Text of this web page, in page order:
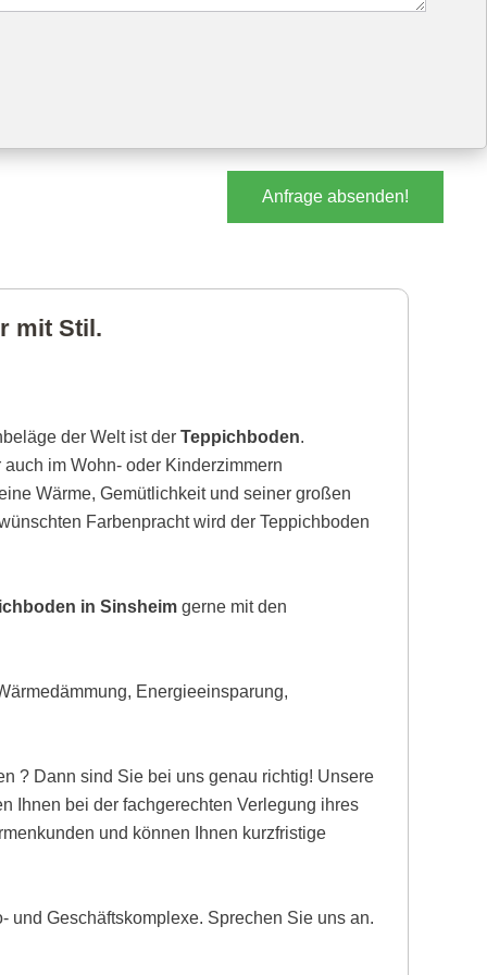
Anfrage absenden!
mit Stil.
der Welt ist derTeppichboden.
im Wohn- oder Kinderzimmern
Wärme, Gemütlichkeit und seiner großen
Farbenpracht wird der Teppichboden
in Sinsheim gerne mit den
Energieeinsparung,
? Dann sind Sie bei uns genau richtig! Unsere
Ihnen bei der fachgerechten Verlegung ihres
und können Ihnen kurzfristige
und Geschäftskomplexe. Sprechen Sie uns an.